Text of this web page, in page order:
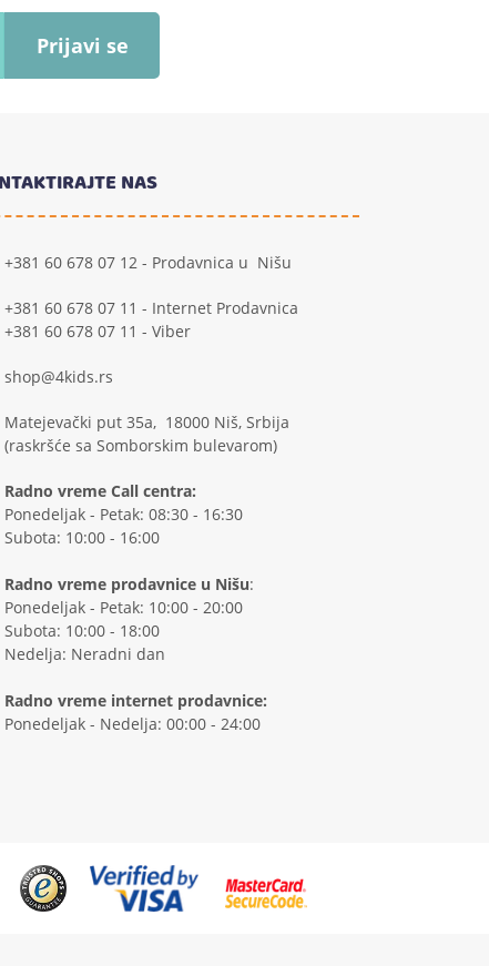
Prijavi se
NAS
+381 60 678 07 12 - Prodavnica u Nišu
+381 60 678 07 11 - Internet Prodavnica
+381 60 678 07 11 - Viber
shop@4kids.rs
Matejevački put 35a, 18000 Niš, Srbija
(raskršće sa Somborskim bulevarom)
Radno vreme Call centra:
Ponedeljak - Petak: 08:30 - 16:30
Subota: 10:00 - 16:00
Radno vreme prodavnice u Nišu:
Ponedeljak - Petak: 10:00 - 20:00
Subota: 10:00 - 18:00
Nedelja: Neradni dan
Radno vreme internet prodavnice:
Ponedeljak - Nedelja: 00:00 - 24:00